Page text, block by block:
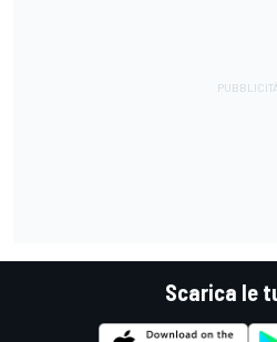
Scarica le